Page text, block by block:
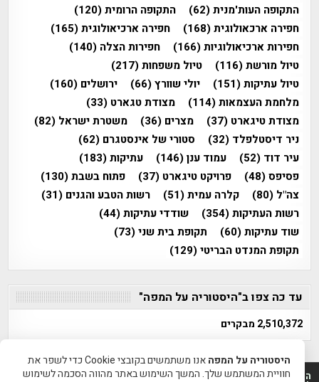
התקופה העות'מנית(62) התקופה הרומית(120)
חפירה ארכאולוגית(168) חפירה ארכיאולוגית(165)
חפירות ארכיאולוגיות(166) חפירות הצלה (140)
טיול מורשת(116) טיול משפחות(217)
טיול עתיקות(151) יולי שוורץ(66) ירושלים (160)
מלחמת העצמאות(114) מצודת טגארט (33)
מצודת טיגארט (37) מצרים (36) משטרת ישראל (82)
ניר דיסטלפלד (32) סטורי של אינסטגרם (62)
עיר דוד (52) עמוד ענן(146) עתיקות(183)
פסיפס(48) פרויקט טיגארט (37) פתוח בשבת(130)
צה"ל (80) קלרה עמית(51) רשות הטבע והגנים (31)
רשות העתיקות(354) שודדי עתיקות(44)
שוד עתיקות(60) תקופת בית שני(73)
תקופת המנדט הבריטי(129)
עד כה צפו ב"היסטוריה על המפה"
2,510,372 מבקרים
היסטוריה על המפה 2011-2026 | פרוייקט טיגארט 2012-2026|
היסטוריה על המפה
אנו משתמשים בקובצי Cookie כדי לשפר את
חוויית המשתמש שלך. המשך השימוש באתר מהווה הסכמה לשימוש